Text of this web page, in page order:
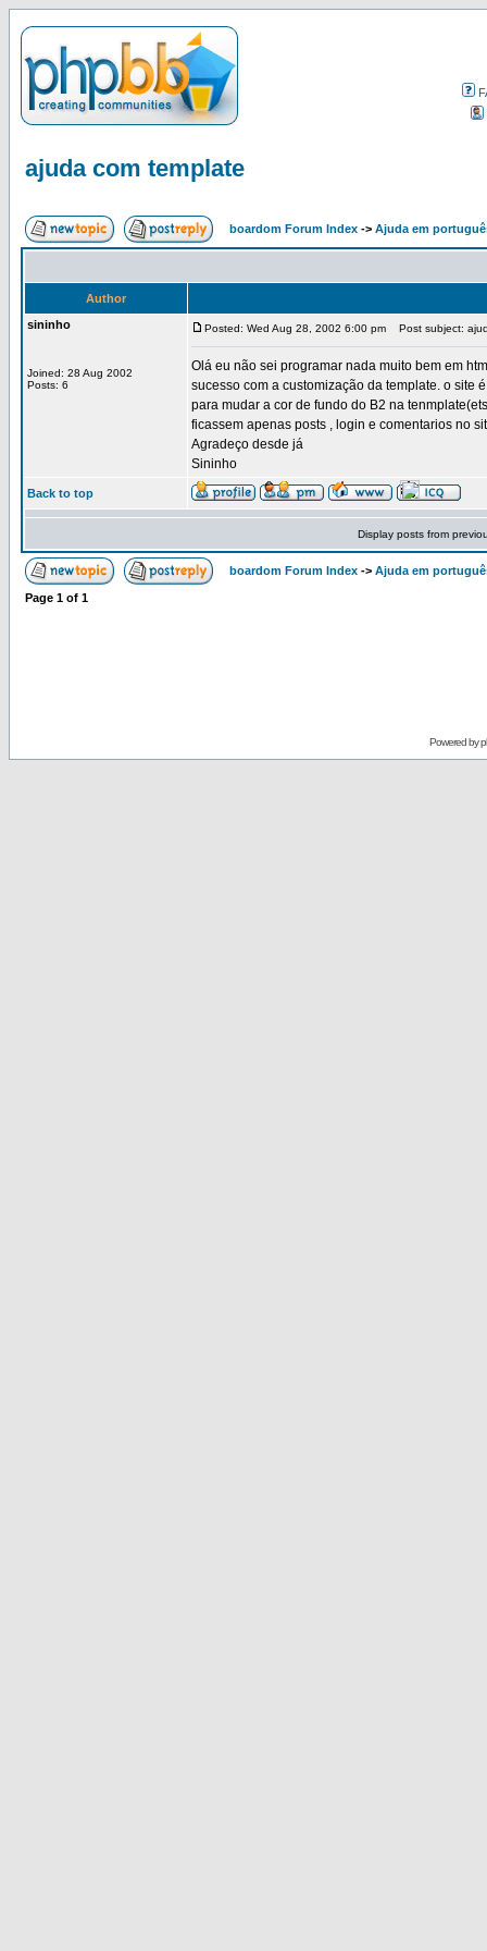
ajuda com template
boardom Forum Index -> Ajuda em
Author
sininho
Joined: 28 Aug 2002
Posts: 6
Posted: Wed Aug 28, 2002 6:00 pm Post subject:
Olá eu não sei programar nada muito bem em
sucesso com a customização da template. o site
para mudar a cor de fundo do B2 na
ficassem apenas posts , login e comentarios no
Agradeço desde já
Sininho
Back to top
Display posts from
boardom Forum Index -> Ajuda em
Page 1 of 1
Powered by